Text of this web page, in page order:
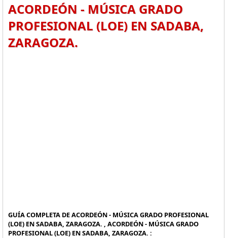
ACORDEÓN - MÚSICA GRADO
PROFESIONAL (LOE) EN SADABA,
ZARAGOZA.
GUÍA COMPLETA DE ACORDEÓN - MÚSICA GRADO PROFESIONAL
(LOE) EN SADABA, ZARAGOZA. , ACORDEÓN - MÚSICA GRADO
PROFESIONAL (LOE) EN SADABA, ZARAGOZA. :